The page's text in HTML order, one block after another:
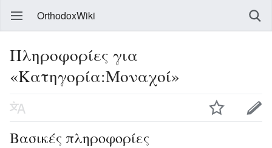
OrthodoxWiki
Πληροφορίες για
«Κατηγορία:Μοναχοί»
Βασικές πληροφορίες